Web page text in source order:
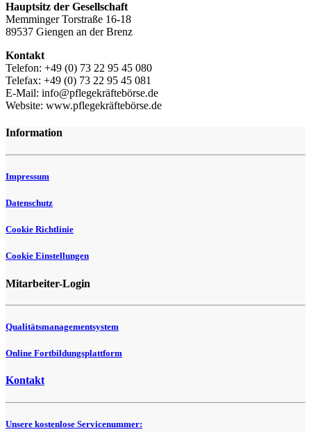
Hauptsitz der Gesellschaft
Memminger Torstraße 16-18
89537 Giengen an der Brenz
Kontakt
Telefon: +49 (0) 73 22 95 45 080
Telefax: +49 (0) 73 22 95 45 081
E-Mail: info@pflegekräftebörse.de
Website: www.pflegekräftebörse.de
Information
Impressum
Datenschutz
Cookie Richtlinie
Cookie Einstellungen
Mitarbeiter-Login
Qualitätsmanagementsystem
Online Fortbildungsplattform
Kontakt
Unsere kostenlose Servicenummer: